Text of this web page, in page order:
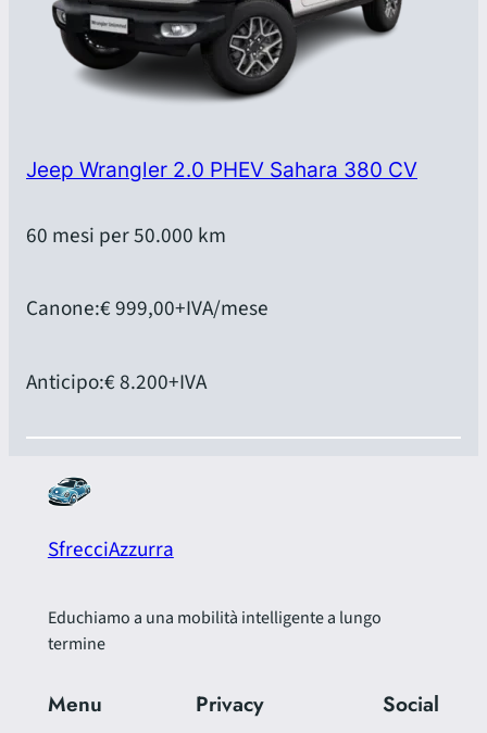
Jeep Wrangler 2.0 PHEV Sahara 380 CV
60 mesi per 50.000 km
Canone:€ 999,00+IVA/mese
Anticipo:€ 8.200+IVA
SfrecciAzzurra
Educhiamo a una mobilità intelligente a lungo
termine
Menu Privacy Social